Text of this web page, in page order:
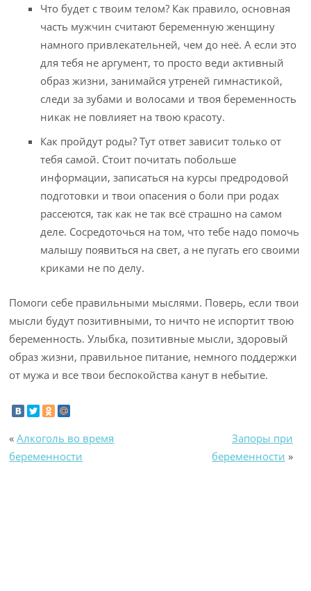
Что будет с твоим телом? Как правило, основная
часть мужчин считают беременную женщину
намного привлекательней, чем до неё. А если это
для тебя не аргумент, то просто веди активный
образ жизни, занимайся утреней гимнастикой,
следи за зубами и волосами и твоя беременность
никак не повлияет на твою красоту.
Как пройдут роды? Тут ответ зависит только от
тебя самой. Стоит почитать побольше
информации, записаться на курсы предродовой
подготовки и твои опасения о боли при родах
рассеются, так как не так всё страшно на самом
деле. Сосредоточься на том, что тебе надо помочь
малышу появиться на свет, а не пугать его своими
криками не по делу.
Помоги себе правильными мыслями. Поверь, если твои
мысли будут позитивными, то ничто не испортит твою
беременность. Улыбка, позитивные мысли, здоровый
образ жизни, правильное питание, немного поддержки
от мужа и все твои беспокойства канут в небытие.
«Алкоголь во время
беременности
Запоры при
беременности »